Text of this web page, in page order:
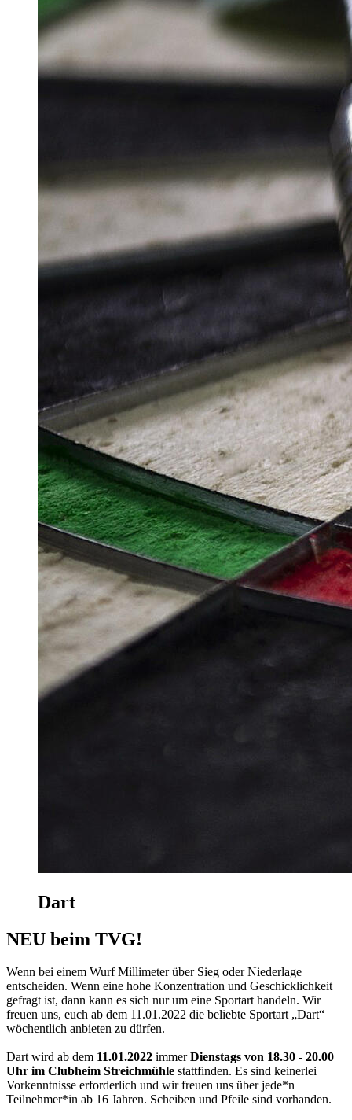
Dart
NEU beim TVG!
Wenn bei einem Wurf Millimeter über Sieg oder Niederlage
entscheiden. Wenn eine hohe Konzentration und Geschicklichkeit
gefragt ist, dann kann es sich nur um eine Sportart handeln. Wir
freuen uns, euch ab dem 11.01.2022 die beliebte Sportart „Dart“
wöchentlich anbieten zu dürfen.
Dart wird ab dem 11.01.2022 immerDienstags von 18.30 - 20.00
Uhr im Clubheim Streichmühle stattfinden. Es sind keinerlei
Vorkenntnisse erforderlich und wir freuen uns über jede*n
Teilnehmer*in ab 16 Jahren. Scheiben und Pfeile sind vorhanden.